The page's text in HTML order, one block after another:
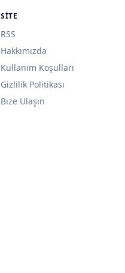
SITE
RSS
Hakkımızda
Kullanım Koşulları
Gizlilik Politikası
Bize Ulaşın